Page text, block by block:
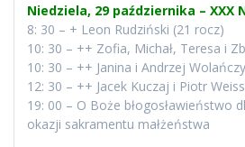
Niedziela, 29 października – XXX
8: 30 – + Leon Rudziński (21 rocz)
10: 30 – ++ Zofia, Michał, Teresa i
10: 30 – ++ Janina i Andrzej
12: 30 – ++ Jacek Kuczaj i Piotr
19: 00 – O Boże błogosławieństwo
okazji sakramentu małżeństwa